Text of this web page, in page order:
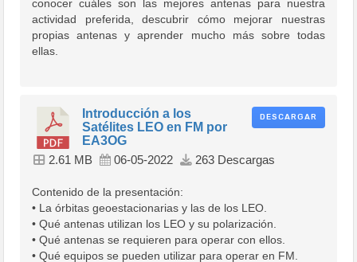
conocer cuáles son las mejores antenas para nuestra
actividad preferida, descubrir cómo mejorar nuestras
propias antenas y aprender mucho más sobre todas
ellas.
DESCARGAR
Introducción a los
Satélites LEO en FM por
EA3OG
2.61 MB 06-05-2022 263 Descargas
Contenido de la presentación:
• La órbitas geoestacionarias y las de los LEO.
• Qué antenas utilizan los LEO y su polarización.
• Qué antenas se requieren para operar con ellos.
• Qué equipos se pueden utilizar para operar en FM.